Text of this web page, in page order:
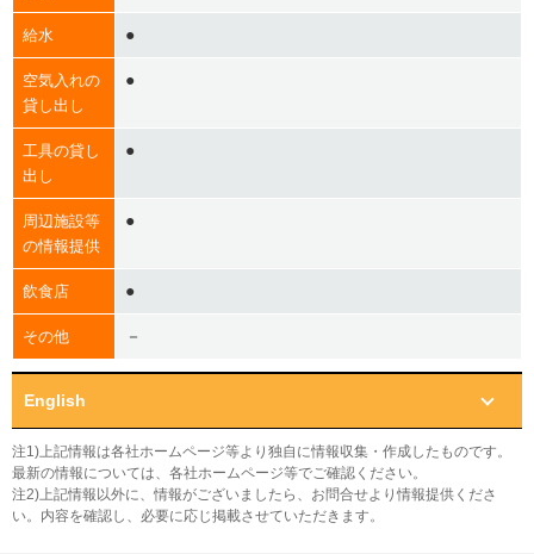
給水 ●
空気入れの
貸し出し
●
工具の貸し
出し
●
周辺施設等
の情報提供
●
飲食店 ●
その他 －
English
注1)上記情報は各社ホームページ等より独自に情報収集・作成したものです。
最新の情報については、各社ホームページ等でご確認ください。
注2)上記情報以外に、情報がございましたら、お問合せより情報提供くださ
い。内容を確認し、必要に応じ掲載させていただきます。